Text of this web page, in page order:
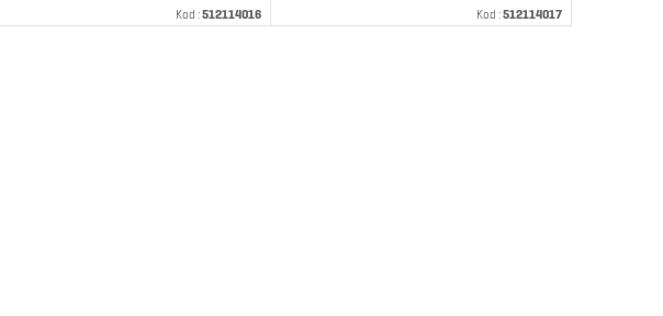
karma ze świeżym mięsem jest
Kod :512114016
świeże mięso, ryż oraz kompleks
Kod :512114017